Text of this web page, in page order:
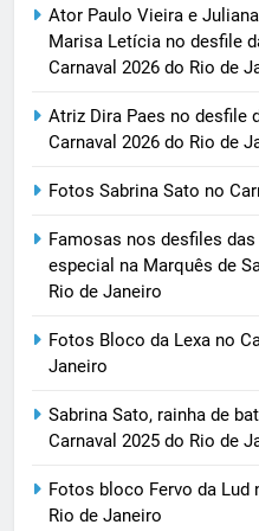
Ator Paulo Vieira e
Marisa Letícia no desfile
Carnaval 2026 do Rio de
Atriz Dira Paes no desfile
Carnaval 2026 do Rio de
Fotos Sabrina Sato no
Famosas nos desfiles
especial na Marquês de
Rio de Janeiro
Fotos Bloco da Lexa no
Janeiro
Sabrina Sato, rainha de
Carnaval 2025 do Rio de
Fotos bloco Fervo da Lud
Rio de Janeiro